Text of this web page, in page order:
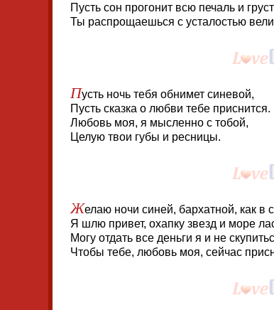
Пусть сон прогонит всю печаль и
Ты распрощаешься с усталостью
Пусть ночь тебя обнимет синевой,
Пусть сказка о любви тебе приснится.
Любовь моя, я мысленно с тобой,
Целую твои губы и ресницы.
Желаю ночи синей, бархатной, как в
Я шлю привет, охапку звезд и море
Могу отдать все деньги я и не
Чтобы тебе, любовь моя, сейчас